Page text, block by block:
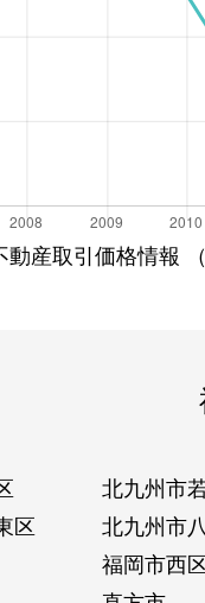
産取引価格情報 （
北九州市
区
北九州市
福岡市西